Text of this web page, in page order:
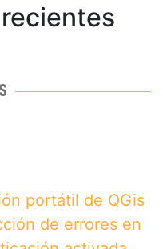
portátil de QGis
de errores en